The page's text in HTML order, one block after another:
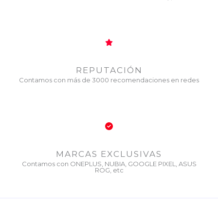
REPUTACIÓN
Contamos con más de 3000 recomendaciones en redes
MARCAS EXCLUSIVAS
Contamos con ONEPLUS, NUBIA, GOOGLE PIXEL, ASUS
ROG, etc